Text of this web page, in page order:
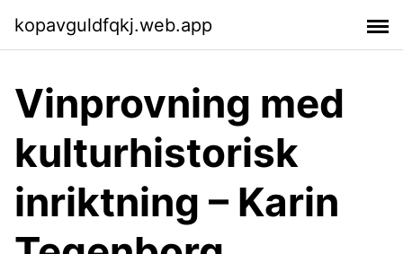
kopavguldfqkj.web.app
Vinprovning med
kulturhistorisk
inriktning – Karin